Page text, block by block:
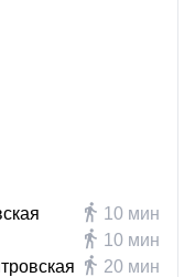
10 мин
10 мин
20 мин